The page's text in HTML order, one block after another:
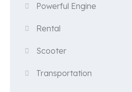
Powerful Engine
Rental
Scooter
Transportation